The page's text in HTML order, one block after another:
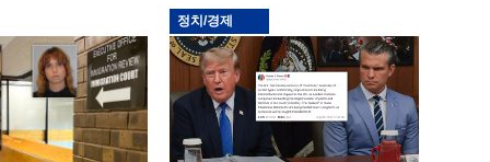
정치/경제